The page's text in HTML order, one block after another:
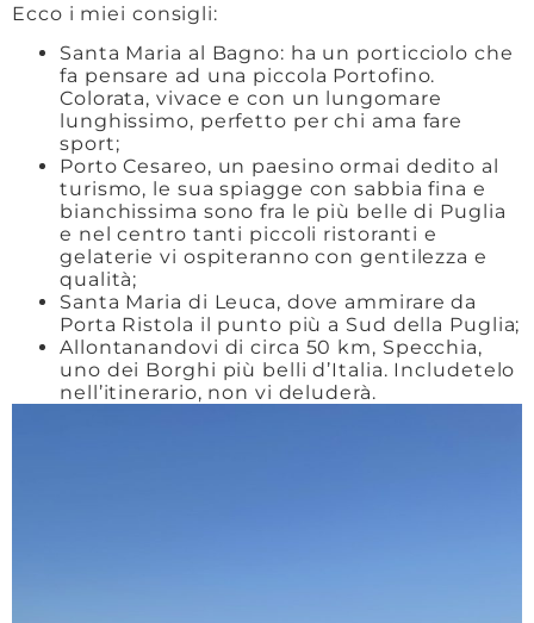
Ecco i miei consigli:
Santa Maria al Bagno: ha un porticciolo che
fa pensare ad una piccola Portofino.
Colorata, vivace e con un lungomare
lunghissimo, perfetto per chi ama fare
sport;
Porto Cesareo, un paesino ormai dedito al
turismo, le sua spiagge con sabbia fina e
bianchissima sono fra le più belle di Puglia
e nel centro tanti piccoli ristoranti e
gelaterie vi ospiteranno con gentilezza e
qualità;
Santa Maria di Leuca, dove ammirare da
Porta Ristola il punto più a Sud della Puglia;
Allontanandovi di circa 50 km, Specchia,
uno dei Borghi più belli d’Italia. Includetelo
nell’itinerario, non vi deluderà.